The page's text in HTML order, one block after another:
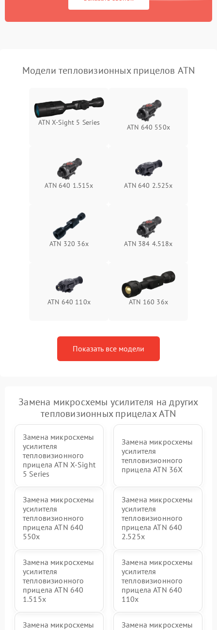
автоматического
1500 ₽ Подробнее →
Неисправность системы
защиты от
Подробнее →
Неисправность системы
защиты от замыкания
Подробнее →
Поломка системы защиты
от перенапряжения
Подробнее →
Модели тепловизионных прицелов ATN
ATN X‑Sight 5 Series
ATN 640 550x
ATN 640 1.515x ATN 640 2.525x
ATN 320 36x ATN 384 4.518x
ATN 640 110x ATN 160 36x
Показать все модели
Замена микросхемы усилителя на других
тепловизионных прицелах ATN
Замена микросхемы
усилителя
тепловизионного
прицела ATN X‑Sight
5 Series
Замена микросхемы
усилителя
тепловизионного
прицела ATN 36X
Замена микросхемы
усилителя
тепловизионного
прицела ATN 640
550x
Замена микросхемы
усилителя
тепловизионного
прицела ATN 640
2.525x
Замена микросхемы
усилителя
тепловизионного
прицела ATN 640
1.515x
Замена микросхемы
усилителя
тепловизионного
прицела ATN 640
110x
Замена микросхемы
Замена микросхемы